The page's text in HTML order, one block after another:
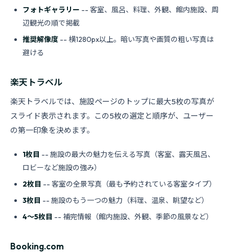
フォトギャラリー -- 客室、風呂、料理、外観、館内施設、周
辺観光の順で掲載
推奨解像度 -- 横1280px以上。暗い写真や画質の粗い写真は
避ける
楽天トラベル
楽天トラベルでは、施設ページのトップに最大5枚の写真が
スライド表示されます。この5枚の選定と順序が、ユーザー
の第一印象を決めます。
1枚目 -- 施設の最大の魅力を伝える写真（客室、露天風呂、
ロビーなど施設の強み）
2枚目 -- 客室の全景写真（最も予約されている客室タイプ）
3枚目 -- 施設のもう一つの魅力（料理、温泉、眺望など）
4〜5枚目 -- 補完情報（館内施設、外観、季節の風景など）
Booking.com